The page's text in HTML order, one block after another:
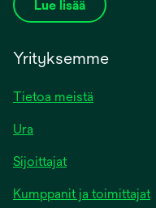
Lue lisää
Yrityksemme
Tietoa meistä
Ura
Sijoittajat
Kumppanit ja toimittajat